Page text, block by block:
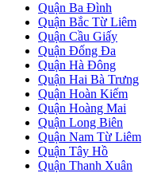
Quận Ba Đình
Quận Bắc Từ Liêm
Quận Cầu Giấy
Quận Đống Đa
Quận Hà Đông
Quận Hai Bà Trưng
Quận Hoàn Kiếm
Quận Hoàng Mai
Quận Long Biên
Quận Nam Từ Liêm
Quận Tây Hồ
Quận Thanh Xuân